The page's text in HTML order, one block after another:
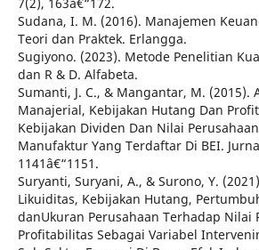
Sudana, I. M. (2016). Manajemen
Teori dan Praktek. Erlangga.
Sugiyono. (2023). Metode Penelitian
dan R & D. Alfabeta.
Sumanti, J. C., & Mangantar, M. (2015).
Manajerial, Kebijakan Hutang Dan
Kebijakan Dividen Dan Nilai
Manufaktur Yang Terdaftar Di BEI.
1141â€“1151.
Suryanti, Suryani, A., & Surono, Y.
Likuiditas, Kebijakan Hutang,
danUkuran Perusahaan Terhadap Nilai
Profitabilitas Sebagai Variabel